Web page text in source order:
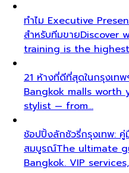
ทำไม Executive
สำหรับทีมขายDiscover
training is the
21 ห้างที่ดีที่สุดในกรุงเ
Bangkok malls worth
stylist — from…
ช้อปปิ้งลักชัวรี่กรุงเทพ:
สมบูรณ์The ultimate
Bangkok. VIP